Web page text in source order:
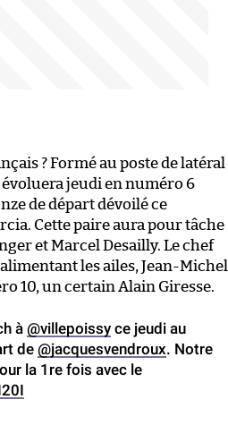
? Formé au poste de latéral
évoluera jeudi en numéro 6
de départ dévoilé ce
Cette paire aura pour tâche
et Marcel Desailly. Le chef
les ailes, Jean-Michel
10, un certain Alain Giresse.
à @villepoissy ce jeudi au
de @jacquesvendroux. Notre
la 1re fois avec le